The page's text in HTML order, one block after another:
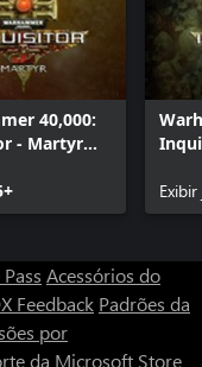
40,000:
- Martyr
Pack
Acessórios do
Feedback Padrões da
por
da Microsoft Store